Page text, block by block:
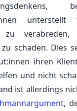
zu
schaden. Dies
ihren
und nicht
ist allerdings
,